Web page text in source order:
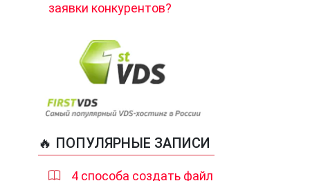
заявки конкурентов?
🔥 ПОПУЛЯРНЫЕ ЗАПИСИ
4 способа создать файл